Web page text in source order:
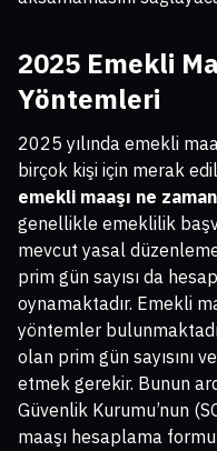
2025 Emekli
Yöntemleri
2025 yılında emekli
birçok kişi için merak
emekli maaşı ne
genellikle emeklilik
mevcut yasal
prim gün sayısı da
oynamaktadır. Emekli
yöntemler
olan prim gün sayısını
etmek gerekir. Bunun
Güvenlik Kurumu’nun
maaşı hesaplama